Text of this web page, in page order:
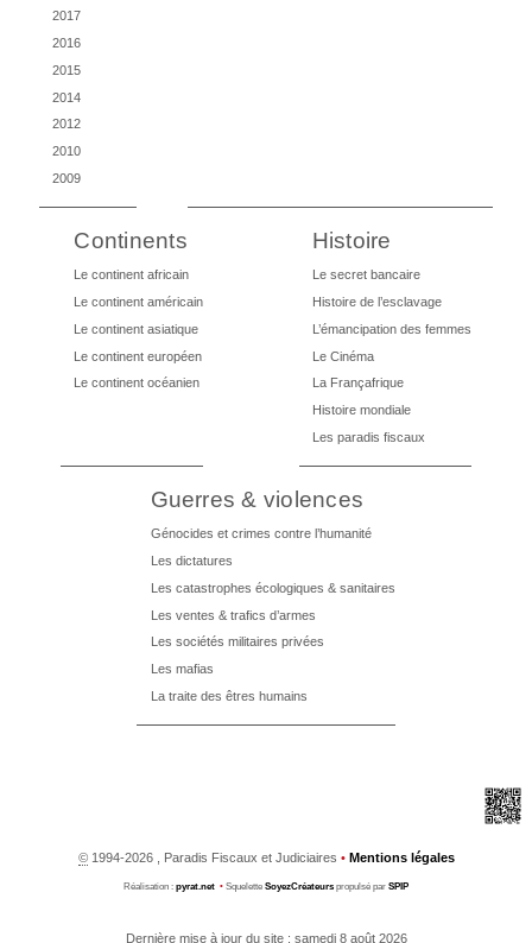
2017
2016
2015
2014
2012
2010
2009
Continents
Le continent africain
Le continent américain
Le continent asiatique
Le continent européen
Le continent océanien
Histoire
Le secret bancaire
Histoire de l’esclavage
L’émancipation des femmes
Le Cinéma
La Françafrique
Histoire mondiale
Les paradis fiscaux
Guerres & violences
Génocides et crimes contre l’humanité
Les dictatures
Les catastrophes écologiques & sanitaires
Les ventes & trafics d’armes
Les sociétés militaires privées
Les mafias
La traite des êtres humains
©1994-2026 , Paradis Fiscaux et Judiciaires • Mentions légales
Réalisation : pyrat.net • Squelette SoyezCréateurs propulsé par SPIP
Dernière mise à jour du site : samedi 8 août 2026